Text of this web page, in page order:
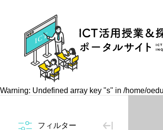
Warning: Undefined array key "s" in /home/
フィルター